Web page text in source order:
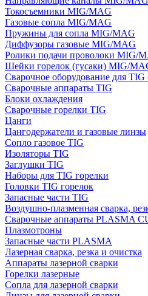
Токосъемники MIG/MAG
Газовые сопла MIG/MAG
Пружины для сопла MIG/MAG
Диффузоры газовые MIG/MAG
Ролики подачи проволоки MIG/
Шейки горелок (гусаки) MIG/
Сварочное оборудование для TIG
Сварочные аппараты TIG
Блоки охлаждения
Сварочные горелки TIG
Цанги
Цангодержатели и газовые линзы
Сопло газовое TIG
Изоляторы TIG
Заглушки TIG
Наборы для TIG горелки
Головки TIG горелок
Запасные части TIG
Воздушно-плазменная сварка,
Сварочные аппараты PLASMA
Плазмотроны
Запасные части PLASMA
Лазерная сварка, резка и очистка
Аппараты лазерной сварки
Горелки лазерные
Сопла для лазерной сварки